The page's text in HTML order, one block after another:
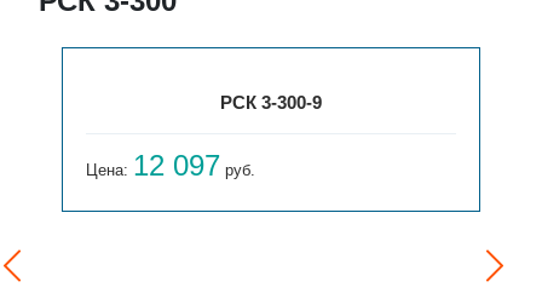
РСК 3-300-9
Цена: 12 097 руб.